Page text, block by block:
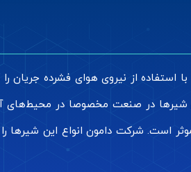
استفاده از نیروی هوای فشرده جریان
در صنعت مخصوصا در محیط‌های
است. شرکت دامون انواع این شیرها را